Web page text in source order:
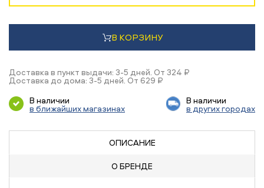
В КОРЗИНУ
Доставка в пункт выдачи: 3-5 дней. От 324 ₽
Доставка до дома: 3-5 дней. От 629 ₽
В наличии
в ближайших магазинах
В наличии
в других городах
ОПИСАНИЕ
О БРЕНДЕ